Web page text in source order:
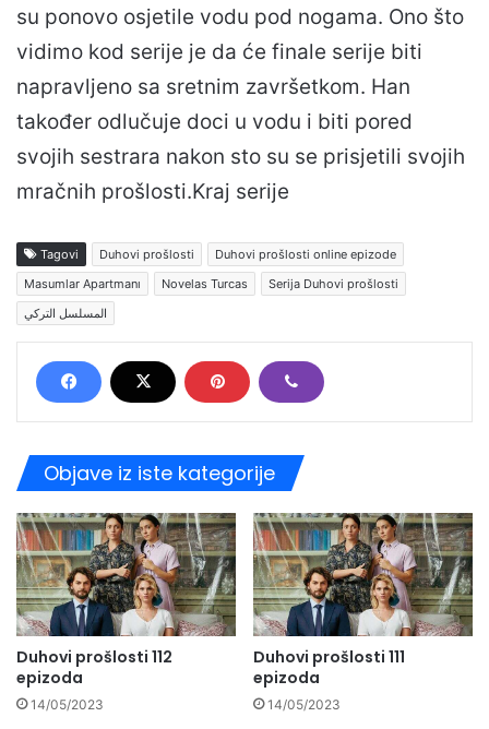
su ponovo osjetile vodu pod nogama. Ono što
vidimo kod serije je da će finale serije biti
napravljeno sa sretnim završetkom. Han
također odlučuje doci u vodu i biti pored
svojih sestrara nakon sto su se prisjetili svojih
mračnih prošlosti.Kraj serije
Tagovi Duhovi prošlosti
Duhovi prošlosti online epizode
Masumlar Apartmanı
Novelas Turcas
Serija Duhovi prošlosti
المسلسل التركي
Objave iz iste kategorije
Duhovi prošlosti 112
epizoda
14/05/2023
Duhovi prošlosti 111
epizoda
14/05/2023